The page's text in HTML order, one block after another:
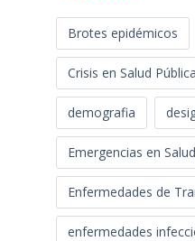
Brotes epidémicos
Crisis en Salud Pública
demografia
Emergencias en
Enfermedades de
enfermedades